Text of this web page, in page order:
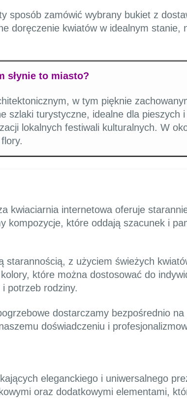
sposób zamówić wybrany bukiet z
doręczenie kwiatów w idealnym stanie,
słynie to miasto?
w tym pięknie
szlaki turystyczne, idealne dla pieszych
lokalnych festiwali kulturalnych. W
kwiaciarnia internetowa oferuje
które oddają szacunek i
starannością, z użyciem świeżych
które można dostosować do
potrzeb rodziny.
dostarczamy bezpośrednio
doświadczeniu i
eleganckiego i uniwersalnego
oraz dodatkowymi elementami,